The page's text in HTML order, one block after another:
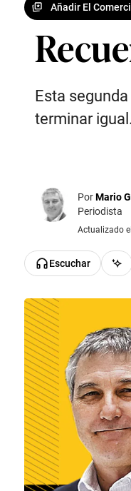
Añadir El
Esta
terminar igual.
PorMario
Periodista
Actualizado
Escuchar